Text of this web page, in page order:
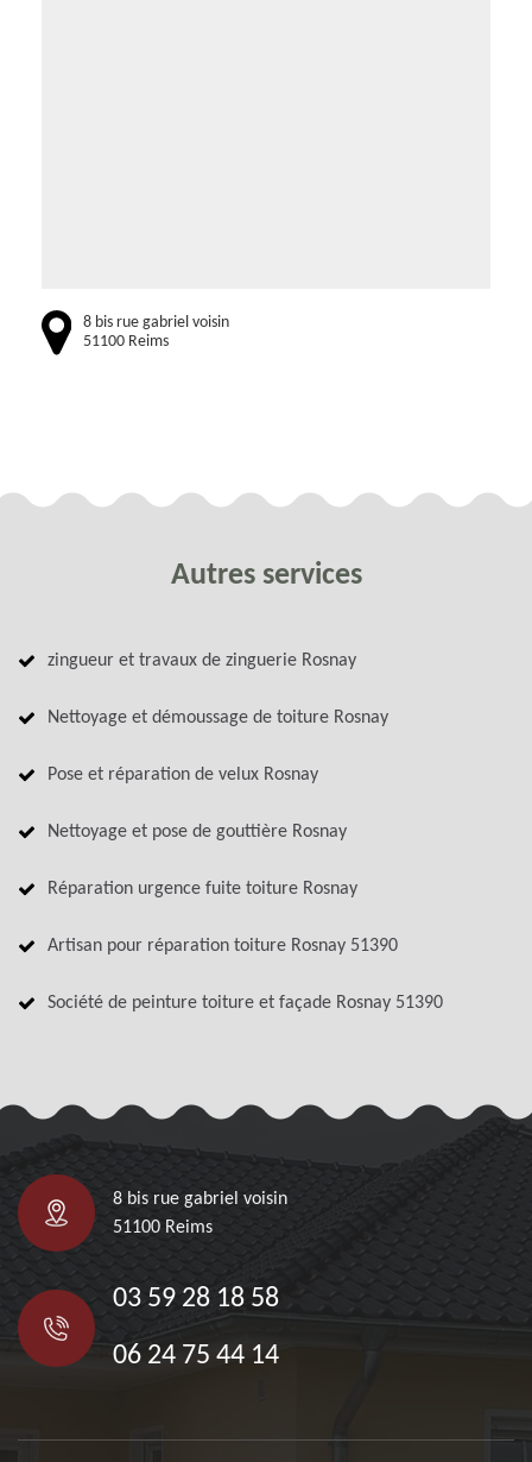
8 bis rue gabriel voisin
51100 Reims
Autres services
zingueur et travaux de zinguerie Rosnay
Nettoyage et démoussage de toiture Rosnay
Pose et réparation de velux Rosnay
Nettoyage et pose de gouttière Rosnay
Réparation urgence fuite toiture Rosnay
Artisan pour réparation toiture Rosnay 51390
Société de peinture toiture et façade Rosnay 51390
8 bis rue gabriel voisin
51100 Reims
03 59 28 18 58
06 24 75 44 14